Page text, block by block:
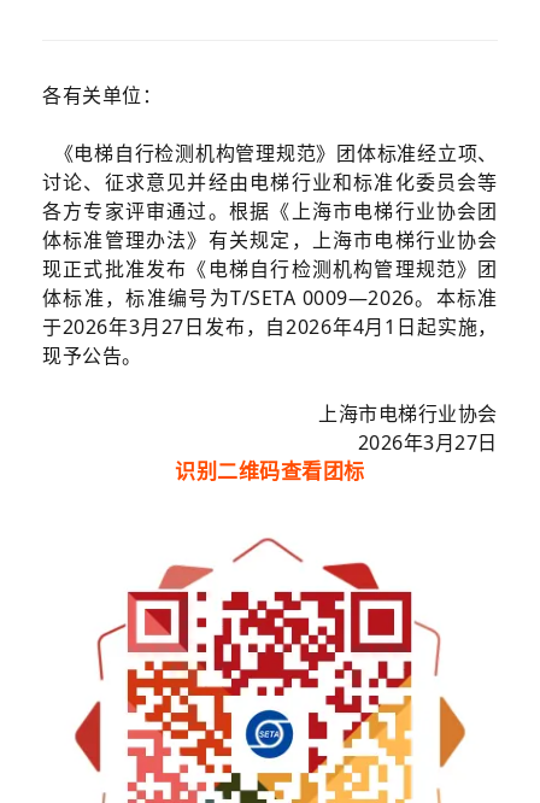
各有关单位：
《电梯自行检测机构管理规范》团体标准经立项、
讨论、征求意见并经由电梯行业和标准化委员会等
各方专家评审通过。根据《上海市电梯行业协会团
体标准管理办法》有关规定，上海市电梯行业协会
现正式批准发布《电梯自行检测机构管理规范》团
体标准，标准编号为T/SETA 0009—2026。本标准
于2026年3月27日发布，自2026年4月1日起实施，
现予公告。
上海市电梯行业协会
2026年3月27日
识别二维码查看团标